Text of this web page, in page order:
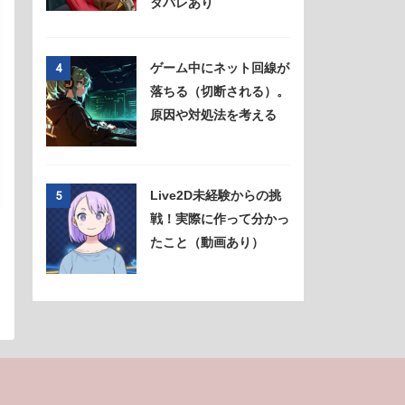
4
ゲーム中にネット回線が
落ちる（切断される）。
原因や対処法を考える
5
Live2D未経験からの挑
戦！実際に作って分かっ
たこと（動画あり）